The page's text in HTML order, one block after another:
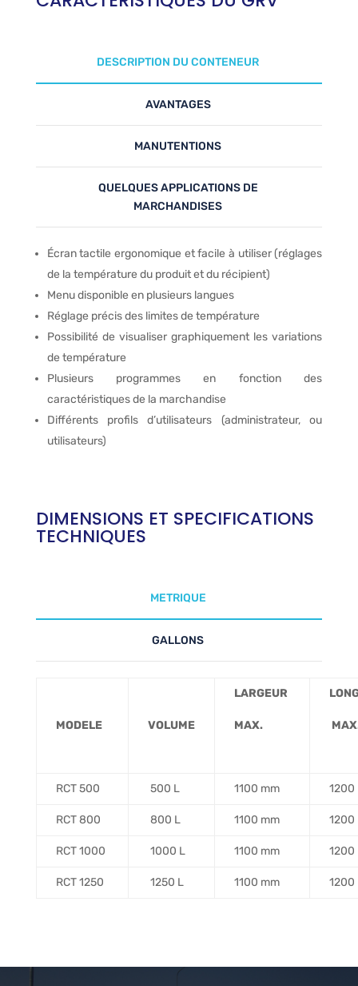
DESCRIPTION DU CONTENEUR
AVANTAGES
MANUTENTIONS
QUELQUES APPLICATIONS DE
MARCHANDISES
Écran tactile ergonomique et facile à utiliser (réglages
de la température du produit et du récipient)
Menu disponible en plusieurs langues
Réglage précis des limites de température
Possibilité de visualiser graphiquement les variations
de température
Plusieurs programmes en fonction des
caractéristiques de la marchandise
Différents profils d’utilisateurs (administrateur, ou
utilisateurs)
DIMENSIONS ET SPECIFICATIONS
TECHNIQUES
METRIQUE
GALLONS
MODELE.. VOLUME
LARGEUR
MAX.…..
RCT 500 500 L 1100 mm 1200
RCT 800 800 L 1100 mm 1200
RCT 1000 1000 L 1100 mm 1200
RCT 1250 1250 L 1100 mm 1200